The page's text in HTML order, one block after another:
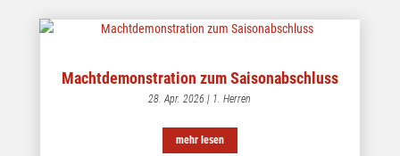
Machtdemonstration zum Saisonabschluss
28. Apr. 2026 | 1. Herren
mehr lesen